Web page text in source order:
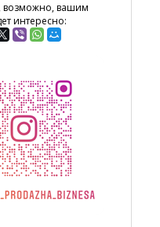
возможно, вашим
интересно: